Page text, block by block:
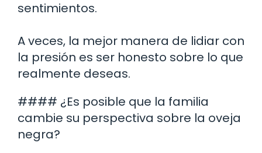
sentimientos.
A veces, la mejor manera de lidiar con
la presión es ser honesto sobre lo que
realmente deseas.
#### ¿Es posible que la familia
cambie su perspectiva sobre la oveja
negra?